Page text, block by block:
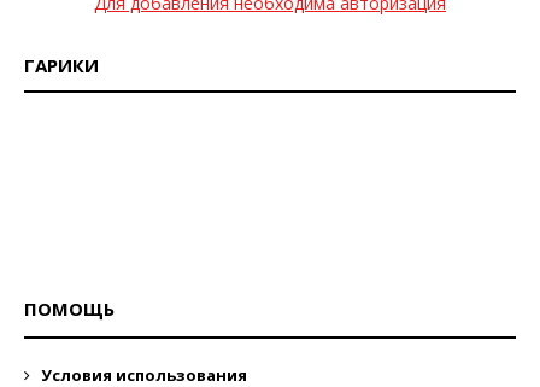
ГАРИКИ
ПОМОЩЬ
Условия использования